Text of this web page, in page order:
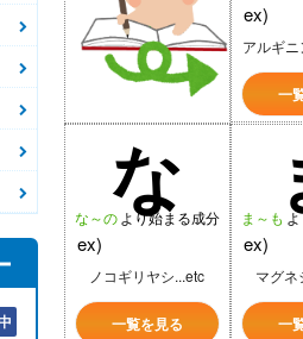
ex)
アルギ
一
な
な～の より始まる成分
ex)
ノコギリヤシ...etc
一覧を見る
ま～も
ex)
マグネ
一